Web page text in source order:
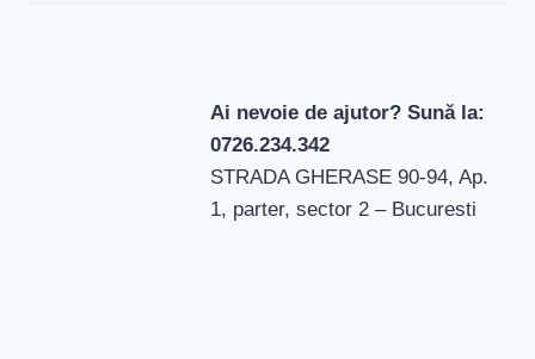
Ai nevoie de ajutor? Sună la:
0726.234.342
STRADA GHERASE 90-94, Ap.
1, parter, sector 2 – Bucuresti